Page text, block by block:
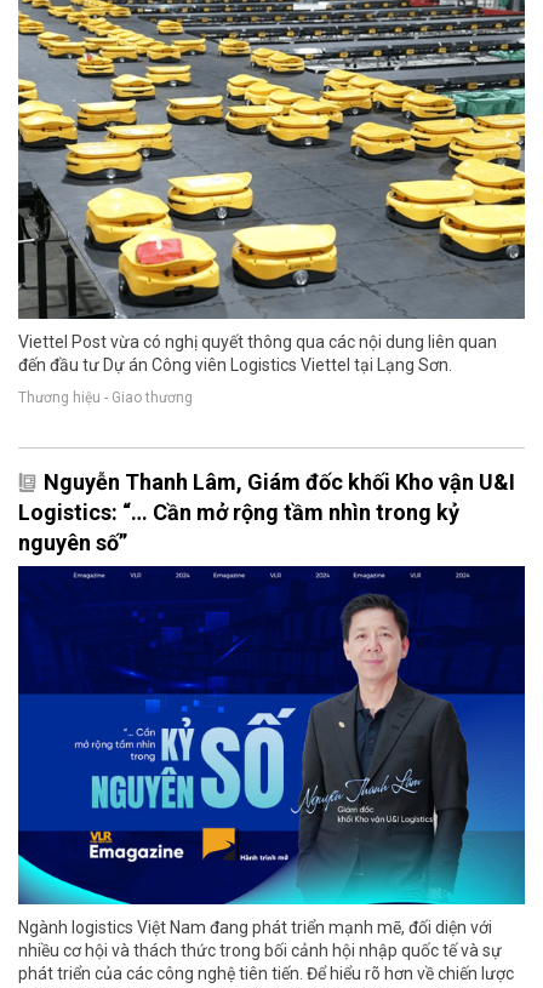
Viettel Post vừa có nghị quyết thông qua các nội dung liên quan
đến đầu tư Dự án Công viên Logistics Viettel tại Lạng Sơn.
Thương hiệu - Giao thương
Nguyễn Thanh Lâm, Giám đốc khối Kho vận U&I
Logistics: “… Cần mở rộng tầm nhìn trong kỷ
nguyên số”
Ngành logistics Việt Nam đang phát triển mạnh mẽ, đối diện với
nhiều cơ hội và thách thức trong bối cảnh hội nhập quốc tế và sự
phát triển của các công nghệ tiên tiến. Để hiểu rõ hơn về chiến lược